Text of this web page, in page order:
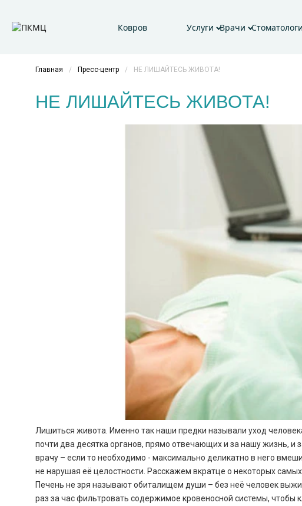
Ковров Услуги Врачи
Главная / Пресс-центр / НЕ ЛИШАЙТЕСЬ ЖИВОТА!
НЕ ЛИШАЙТЕСЬ ЖИВОТА!
Лишиться живота. Именно так наши предки называли уход
почти два десятка органов, прямо отвечающих и за нашу жизнь,
врачу – если то необходимо - максимально деликатно в него
не нарушая её целостности. Расскажем вкратце о некоторых
Печень не зря называют обиталищем души – без неё человек
раз за час фильтровать содержимое кровеносной системы, чтобы